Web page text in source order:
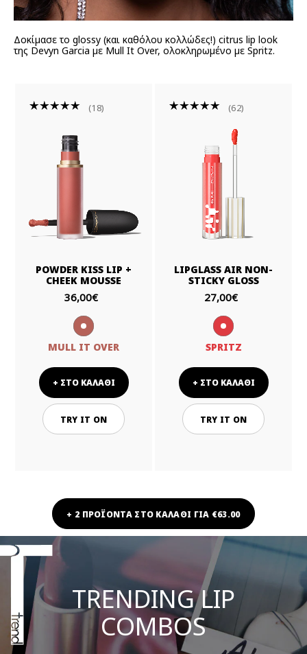
Δοκίμασε το glossy (και καθόλου κολλώδες!) citrus lip look
της Devyn Garcia με Mull It Over, ολοκληρωμένο με Spritz.
18
POWDER KISS LIP +
CHEEK MOUSSE
36,00€
MULL IT OVER
+ ΣΤΟ ΚΑΛΑΘΙ
TRY IT ON
62
LIPGLASS AIR NON-
STICKY GLOSS
27,00€
SPRITZ
+ ΣΤΟ ΚΑΛΑΘΙ
TRY IT ON
+ 2 ΠΡΟΪΟΝΤΑ ΣΤΟ ΚΑΛΑΘΙ ΓΙΑ €63.00
TRENDING LIP
COMBOS